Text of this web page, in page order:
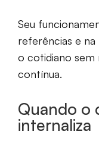
Seu
referências e
o cotidiano sem
contínua.
Quando o
internaliza